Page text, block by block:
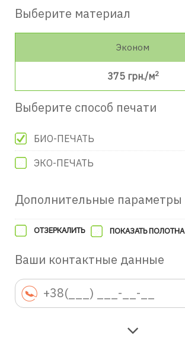
Выберите материал
Эконом
375 грн./м2
Выберите способ печати
БИО-ПЕЧАТЬ
ЭКО-ПЕЧАТЬ
Дополнительные параметры
ОТЗЕРКАЛИТЬ ПОКАЗАТЬ ПОЛОТНА
Ваши контактные данные